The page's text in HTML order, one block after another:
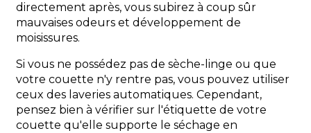
directement après, vous subirez à coup sûr
mauvaises odeurs et développement de
moisissures.
Si vous ne possédez pas de sèche-linge ou que
votre couette n'y rentre pas, vous pouvez utiliser
ceux des laveries automatiques. Cependant,
pensez bien à vérifier sur l'étiquette de votre
couette qu'elle supporte le séchage en